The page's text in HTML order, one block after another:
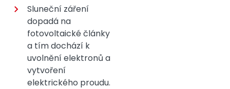
Sluneční záření
dopadá na
fotovoltaické články
a tím dochází k
uvolnění elektronů a
vytvoření
elektrického proudu.